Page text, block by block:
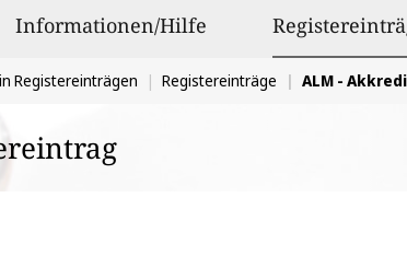
Informationen/Hilfe
Registereinträgen Registereinträge ALM -